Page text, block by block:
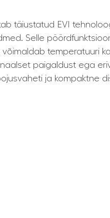
täiustatud EVI
Selle
võimaldab temperatuuri
paigaldust ega
ja kompaktne